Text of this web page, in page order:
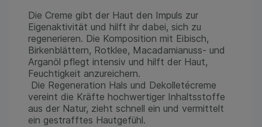
Die Creme gibt der Haut den Impuls zur
Eigenaktivität und hilft ihr dabei, sich zu
regenerieren. Die Komposition mit Eibisch,
Birkenblättern, Rotklee, Macadamianuss- und
Arganöl pflegt intensiv und hilft der Haut,
Feuchtigkeit anzureichern.
Die Regeneration Hals und Dekolletécreme
vereint die Kräfte hochwertiger Inhaltsstoffe
aus der Natur, zieht schnell ein und vermittelt
ein gestrafftes Hautgefühl.